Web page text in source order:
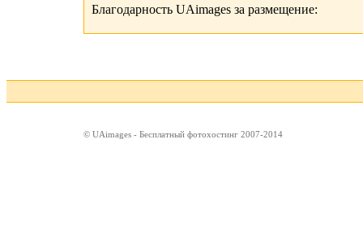
Благодарность UAimages за размещение:
© UAimages - Бесплатный фотохостинг 2007-2014